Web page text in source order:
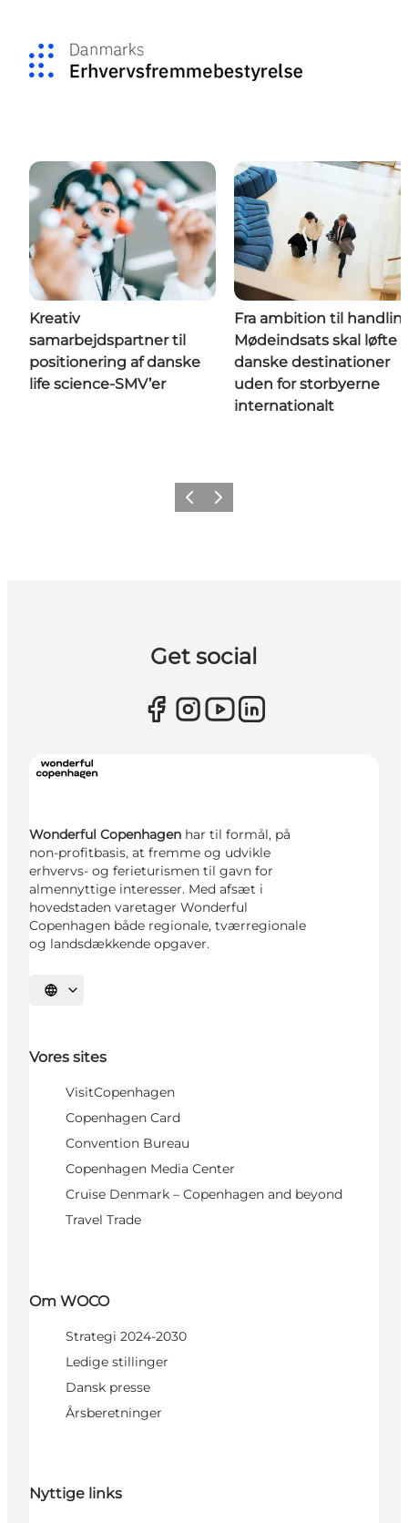
Kreativ
samarbejdspartner til
positionering af danske
life science-SMV’er
Fra ambition til
Mødeindsats skal løfte
danske destinationer
uden for storbyerne
internationalt
ForrigeNæste
Get social
Wonderful Copenhagen har til formål, på
non-profitbasis, at fremme og udvikle
erhvervs- og ferieturismen til gavn for
almennyttige interesser. Med afsæt i
hovedstaden varetager Wonderful
Copenhagen både regionale, tværregionale
og landsdækkende opgaver.
Vælg sprog
Vores sites
VisitCopenhagen
Copenhagen Card
Convention Bureau
Copenhagen Media Center
Cruise Denmark – Copenhagen and beyond
Travel Trade
Om WOCO
Strategi 2024-2030
Ledige stillinger
Dansk presse
Årsberetninger
Nyttige links